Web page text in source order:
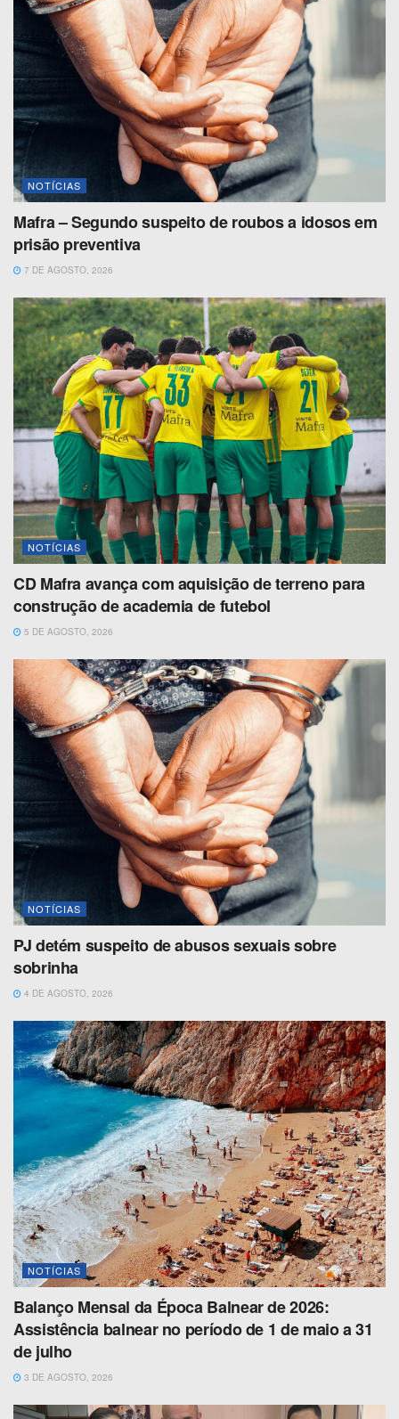
NOTÍCIAS
Mafra – Segundo suspeito de roubos a idosos em
prisão preventiva
7 DE AGOSTO, 2026
NOTÍCIAS
CD Mafra avança com aquisição de terreno para
construção de academia de futebol
5 DE AGOSTO, 2026
NOTÍCIAS
PJ detém suspeito de abusos sexuais sobre
sobrinha
4 DE AGOSTO, 2026
NOTÍCIAS
Balanço Mensal da Época Balnear de 2026:
Assistência balnear no período de 1 de maio a 31
de julho
3 DE AGOSTO, 2026